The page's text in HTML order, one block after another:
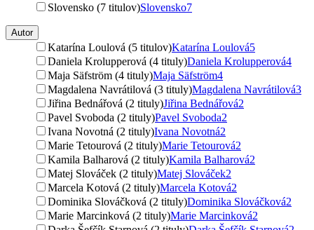
Slovensko (7 titulov)Slovensko7
Autor
Katarína Loulová (5 titulov)Katarína Loulová5
Daniela Krolupperová (4 tituly)Daniela Krolupperová4
Maja Säfström (4 tituly)Maja Säfström4
Magdalena Navrátilová (3 tituly)Magdalena Navrátilová3
Jiřina Bednářová (2 tituly)Jiřina Bednářová2
Pavel Svoboda (2 tituly)Pavel Svoboda2
Ivana Novotná (2 tituly)Ivana Novotná2
Marie Tetourová (2 tituly)Marie Tetourová2
Kamila Balharová (2 tituly)Kamila Balharová2
Matej Slováček (2 tituly)Matej Slováček2
Marcela Kotová (2 tituly)Marcela Kotová2
Dominika Slováčková (2 tituly)Dominika Slováčková2
Marie Marcinková (2 tituly)Marie Marcinková2